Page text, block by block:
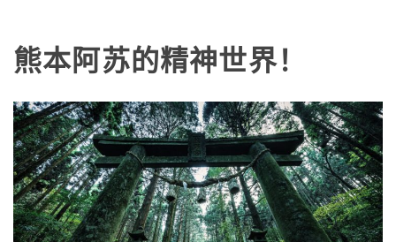
熊本阿苏的精神世界！